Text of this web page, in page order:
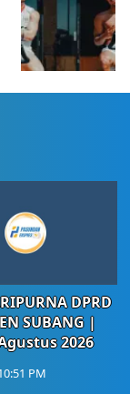
DPRD
SUBANG |
2026
PM